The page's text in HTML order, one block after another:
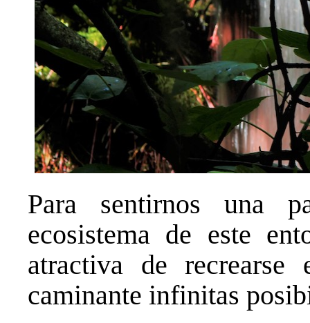
Para sentirnos una
ecosistema de este
atractiva de
caminante infinitas